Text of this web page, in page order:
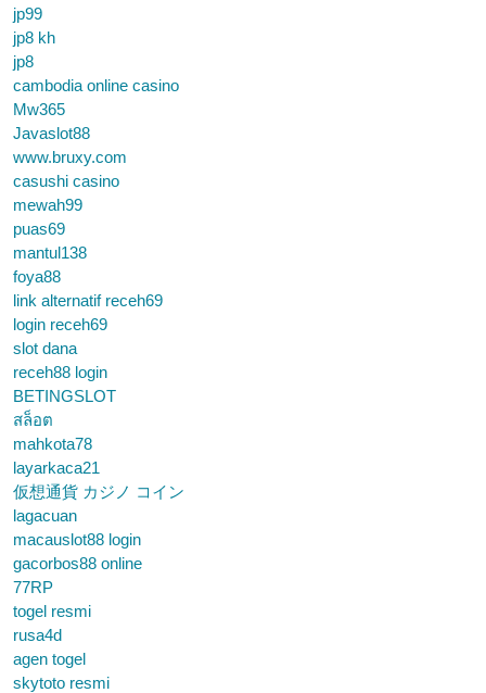
jp99
jp8 kh
jp8
cambodia online casino
Mw365
Javaslot88
www.bruxy.com
casushi casino
mewah99
puas69
mantul138
foya88
link alternatif receh69
login receh69
slot dana
receh88 login
BETINGSLOT
สล็อต
mahkota78
layarkaca21
仮想通貨 カジノ コイン
lagacuan
macauslot88 login
gacorbos88 online
77RP
togel resmi
rusa4d
agen togel
skytoto resmi